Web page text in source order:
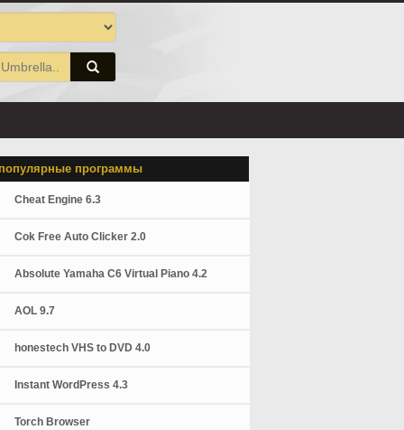
программы
Cheat Engine 6.3
Cok Free Auto Clicker 2.0
Absolute Yamaha C6 Virtual Piano 4.2
AOL 9.7
honestech VHS to DVD 4.0
Instant WordPress 4.3
Torch Browser